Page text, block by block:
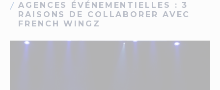
AGENCES ÉVÉNEMENTIELLES : 3
RAISONS DE COLLABORER AVEC
FRENCH WINGZ